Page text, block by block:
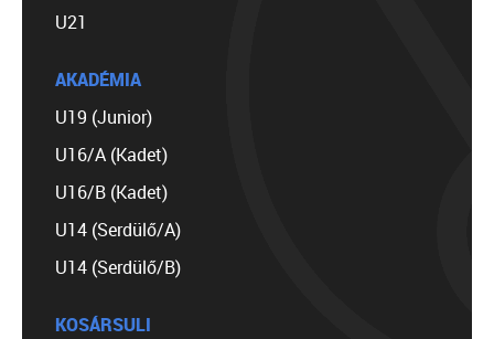
U21
AKADÉMIA
U19 (Junior)
U16/A (Kadet)
U16/B (Kadet)
U14 (Serdülő/A)
U14 (Serdülő/B)
KOSÁRSULI